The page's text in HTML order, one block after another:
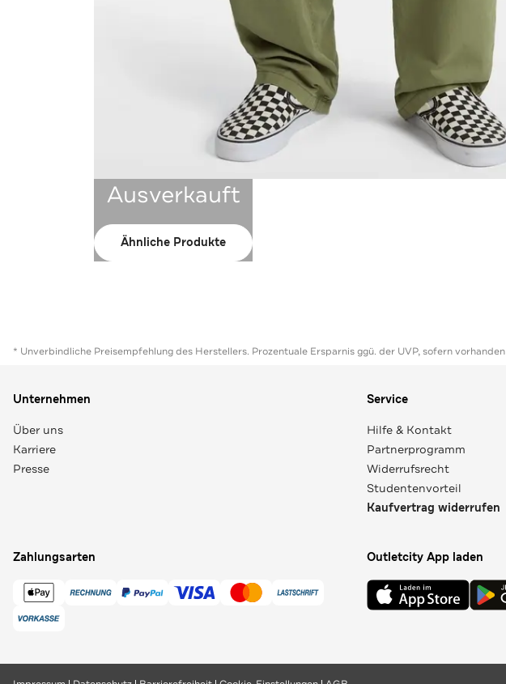
Ausverkauft
Ähnliche Produkte
* Unverbindliche Preisempfehlung des Herstellers. Prozentuale Ersparnis ggü. der UVP, sofern vorhanden
Unternehmen
Über uns
Karriere
Presse
Service
Hilfe & Kontakt
Partnerprogramm
Widerrufsrecht
Studentenvorteil
Kaufvertrag widerrufen
Zahlungsarten Outletcity App laden